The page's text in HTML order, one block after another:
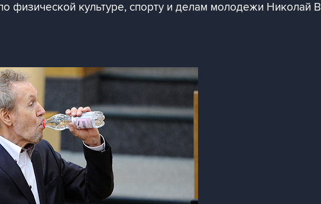
физической культуре, спорту и делам молодежи Николай